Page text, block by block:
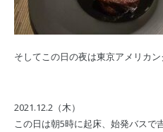
そしてこの日の夜は東京アメリカン
2021.12.2（木）
この日は朝5時に起床、始発バスで